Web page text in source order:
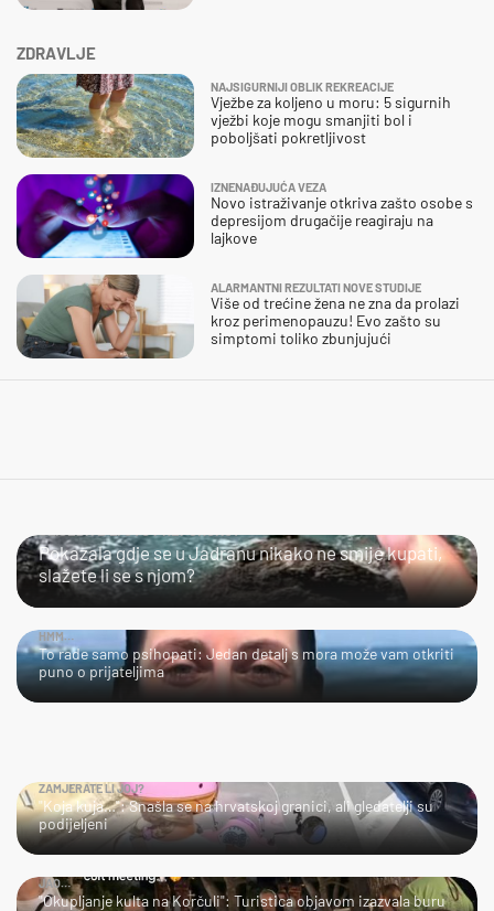
ZDRAVLJE
NAJSIGURNIJI OBLIK REKREACIJE
Vježbe za koljeno u moru: 5 sigurnih
vježbi koje mogu smanjiti bol i
poboljšati pokretljivost
IZNENAĐUJUĆA VEZA
Novo istraživanje otkriva zašto osobe s
depresijom drugačije reagiraju na
lajkove
ALARMANTNI REZULTATI NOVE STUDIJE
Više od trećine žena ne zna da prolazi
kroz perimenopauzu! Evo zašto su
simptomi toliko zbunjujući
Pokazala gdje se u Jadranu nikako ne smije kupati,
slažete li se s njom?
HMM…
To rade samo psihopati: Jedan detalj s mora može vam otkriti
puno o prijateljima
ZAMJERATE LI JOJ?
"Koja kuja…": Snašla se na hrvatskoj granici, ali gledatelji su
podijeljeni
JAO…
"Okupljanje kulta na Korčuli": Turistica objavom izazvala buru